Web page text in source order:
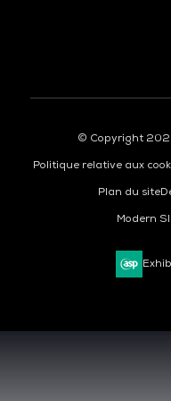
© Copyright
Politique relative aux
Plan du site
Modern